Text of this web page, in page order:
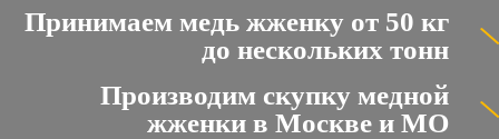
Принимаем медь жженку от 50 кг
до нескольких тонн
Производим скупку медной
жженки в Москве и МО